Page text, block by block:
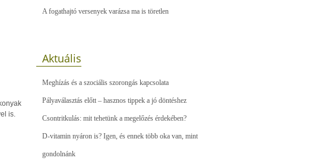
is.
A fogathajtó versenyek varázsa ma is töretlen
Aktuális
Meghízás és a szociális szorongás kapcsolata
Pályaválasztás előtt – hasznos tippek a jó döntéshez
Csontritkulás: mit tehetünk a megelőzés érdekében?
D-vitamin nyáron is? Igen, és ennek több oka van, mint
gondolnánk